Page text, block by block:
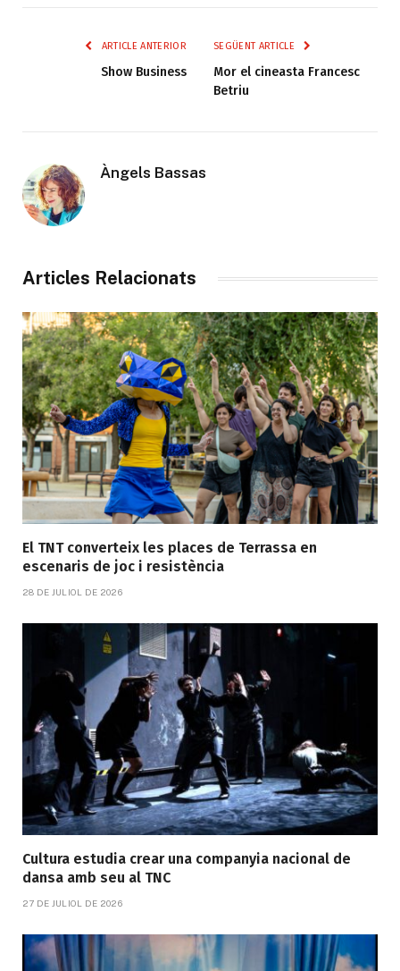
ARTICLE ANTERIOR
Show Business
SEGÜENT ARTICLE
Mor el cineasta Francesc
Betriu
Àngels Bassas
Articles Relacionats
El TNT converteix les places de Terrassa en
escenaris de joc i resistència
28 DE JULIOL DE 2026
Cultura estudia crear una companyia nacional de
dansa amb seu al TNC
27 DE JULIOL DE 2026